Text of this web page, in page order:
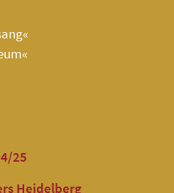
25
Heidelberg